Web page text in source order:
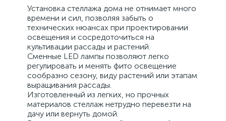
Установка стеллажа дома не отнимает много
времени и сил, позволяя забыть о
технических нюансах при проектировании
освещения и сосредоточиться на
культивации рассады и растений.
Сменные LED лампы позволяют легко
регулировать и менять фито освещение
сообразно сезону, виду растений или этапам
выращивания рассады.
Изготовленный из легких, но прочных
материалов стеллаж нетрудно перевезти на
дачу или вернуть домой.